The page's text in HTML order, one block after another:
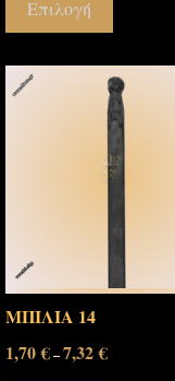
Επιλογή
ΜΠΙΛΙΑ 14
1,70€–7,32€